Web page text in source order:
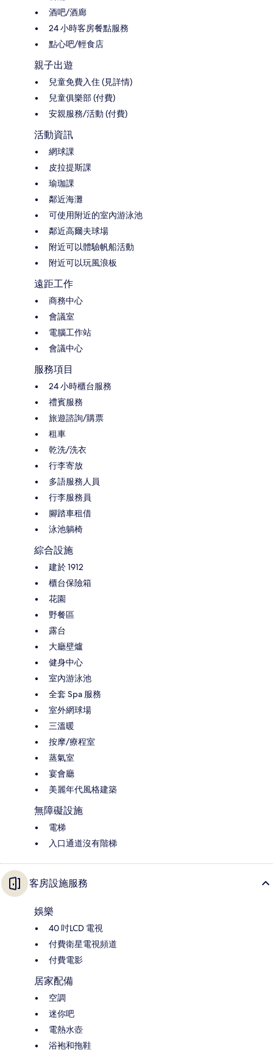
酒吧/酒廊
24 小時客房餐點服務
點心吧/輕食店
親子出遊
兒童免費入住 (見詳情)
兒童俱樂部 (付費)
安親服務/活動 (付費)
活動資訊
網球課
皮拉提斯課
瑜珈課
鄰近海灘
可使用附近的室內游泳池
鄰近高爾夫球場
附近可以體驗帆船活動
附近可以玩風浪板
遠距工作
商務中心
會議室
電腦工作站
會議中心
服務項目
24 小時櫃台服務
禮賓服務
旅遊諮詢/購票
租車
乾洗/洗衣
行李寄放
多語服務人員
行李服務員
腳踏車租借
泳池躺椅
綜合設施
建於 1912
櫃台保險箱
花園
野餐區
露台
大廳壁爐
健身中心
室內游泳池
全套 Spa 服務
室外網球場
三溫暖
按摩/療程室
蒸氣室
宴會廳
美麗年代風格建築
無障礙設施
電梯
入口通道沒有階梯
客房設施服務
娛樂
40 吋LCD 電視
付費衛星電視頻道
付費電影
居家配備
空調
迷你吧
電熱水壺
浴袍和拖鞋